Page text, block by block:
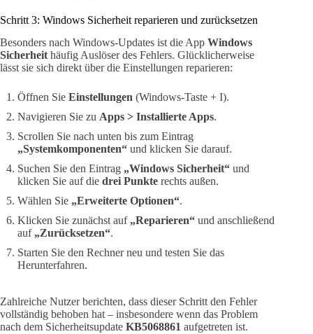
Schritt 3: Windows Sicherheit reparieren und zurücksetzen
Besonders nach Windows-Updates ist die App Windows
Sicherheit häufig Auslöser des Fehlers. Glücklicherweise
lässt sie sich direkt über die Einstellungen reparieren:
Öffnen Sie Einstellungen (Windows-Taste + I).
Navigieren Sie zu Apps > Installierte Apps.
Scrollen Sie nach unten bis zum Eintrag
„Systemkomponenten“ und klicken Sie darauf.
Suchen Sie den Eintrag „Windows Sicherheit“ und
klicken Sie auf die drei Punkte rechts außen.
Wählen Sie „Erweiterte Optionen“.
Klicken Sie zunächst auf „Reparieren“ und anschließend
auf „Zurücksetzen“.
Starten Sie den Rechner neu und testen Sie das
Herunterfahren.
Zahlreiche Nutzer berichten, dass dieser Schritt den Fehler
vollständig behoben hat – insbesondere wenn das Problem
nach dem Sicherheitsupdate KB5068861 aufgetreten ist.